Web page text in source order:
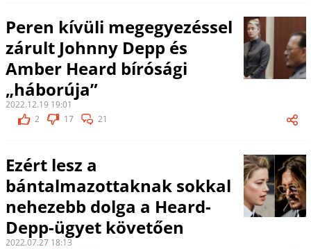
Peren kívüli megegyezéssel
zárult Johnny Depp és
Amber Heard bírósági
„háborúja”
2022.12.19 19:01
2
17 21
Ezért lesz a
bántalmazottaknak sokkal
nehezebb dolga a Heard-
Depp-ügyet követően
2022.07.27 18:13